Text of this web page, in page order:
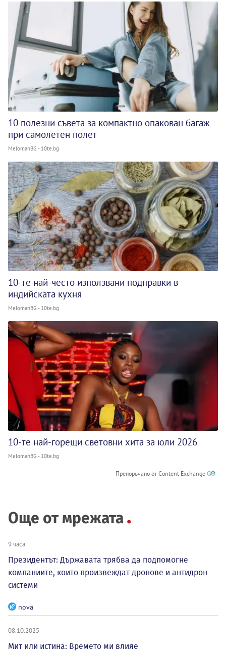
10 полезни съвета за компактно опакован багаж
при самолетен полет
MelomanBG - 10te.bg
10-те най-често използвани подправки в
индийската кухня
MelomanBG - 10te.bg
10-те най-горещи световни хита за юли 2026
MelomanBG - 10te.bg
Препоръчано от Content Exchange
Още от мрежата
9 часа
Президентът: Държавата трябва да подпомогне
компаниите, които произвеждат дронове и антидрон
системи
nova
08.10.2025
Мит или истина: Времето ми влияе